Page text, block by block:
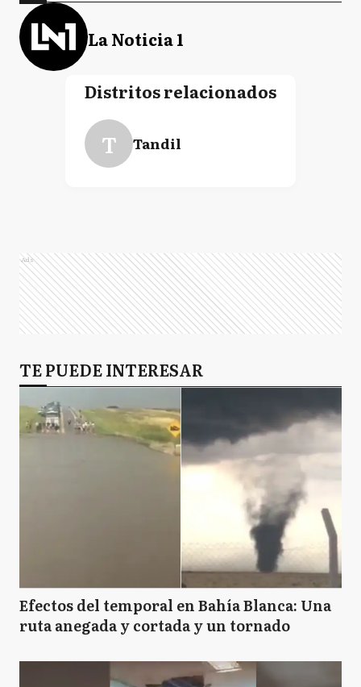
La Noticia 1
Distritos relacionados
T Tandil
Ads
TE PUEDE INTERESAR
Efectos del temporal en Bahía Blanca: Una
ruta anegada y cortada y un tornado